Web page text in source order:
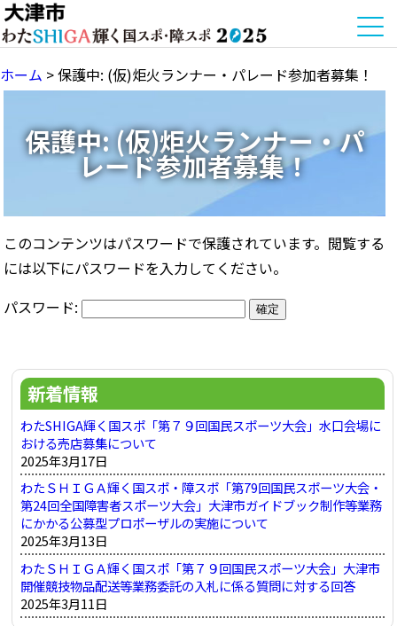
ホーム >保護中: (仮)炬火ランナー・パレード参加者募集！
保護中: (仮)炬火ランナー・パ
レード参加者募集！
このコンテンツはパスワードで保護されています。閲覧する
には以下にパスワードを入力してください。
パスワード:
新着情報
わたSHIGA輝く国スポ「第７９回国民スポーツ大会」水口会場に
おける売店募集について
2025年3月17日
わたＳＨＩＧＡ輝く国スポ・障スポ「第79回国民スポーツ大会・
第24回全国障害者スポーツ大会」大津市ガイドブック制作等業務
にかかる公募型プロポーザルの実施について
2025年3月13日
わたＳＨＩＧＡ輝く国スポ「第７９回国民スポーツ大会」大津市
開催競技物品配送等業務委託の入札に係る質問に対する回答
2025年3月11日